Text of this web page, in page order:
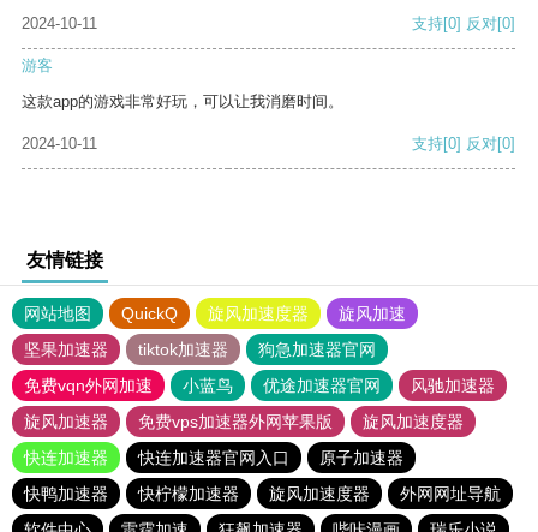
2024-10-11
支持[0] 反对[0]
游客
这款app的游戏非常好玩，可以让我消磨时间。
2024-10-11 支持[0] 反对[0]
友情链接
网站地图 QuickQ 旋风加速度器
旋风加速
坚果加速器
tiktok加速器
狗急加速器官网
免费vqn外网加速
小蓝鸟 优途加速器官网
风驰加速器
旋风加速器
免费vps加速器外网苹果版
旋风加速度器
快连加速器
快连加速器官网入口
原子加速器
快鸭加速器
快柠檬加速器 旋风加速度器
外网网址导航